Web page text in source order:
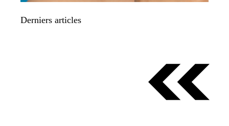
Derniers articles